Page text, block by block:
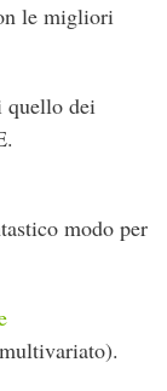
le migliori
quello dei
modo per